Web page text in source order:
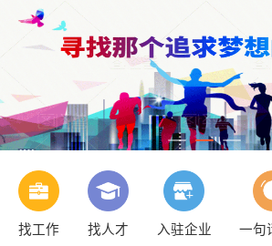
找工作 找人才 入驻企业 一句
李功九 发布 [办公室主任 ]